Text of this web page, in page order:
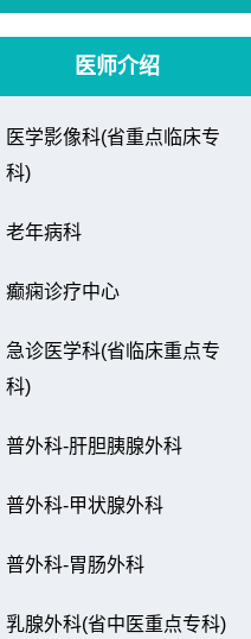
医师介绍
医学影像科(省重点临床专
科)
老年病科
癫痫诊疗中心
急诊医学科(省临床重点专
科)
普外科-肝胆胰腺外科
普外科-甲状腺外科
普外科-胃肠外科
乳腺外科(省中医重点专科)